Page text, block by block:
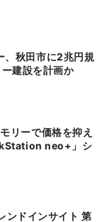
建設を計画か
リーで価格を抑え
neo+」シ